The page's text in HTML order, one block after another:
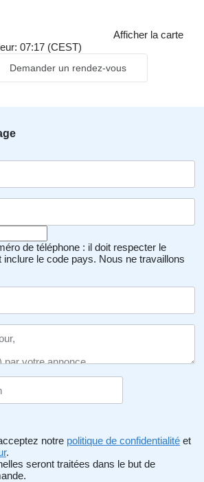
Afficher la carte
07:17 (CEST)
Demander un rendez-vous
de téléphone : il doit respecter le
inclure le code pays. Nous ne travaillons
notre politique de confidentialité et
.
seront traitées dans le but de